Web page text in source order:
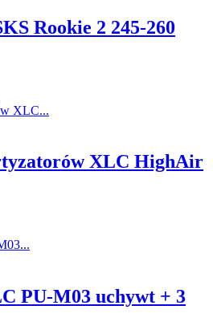
Rookie 2 245-260
XLC HighAir
PU-M03 uchywt + 3